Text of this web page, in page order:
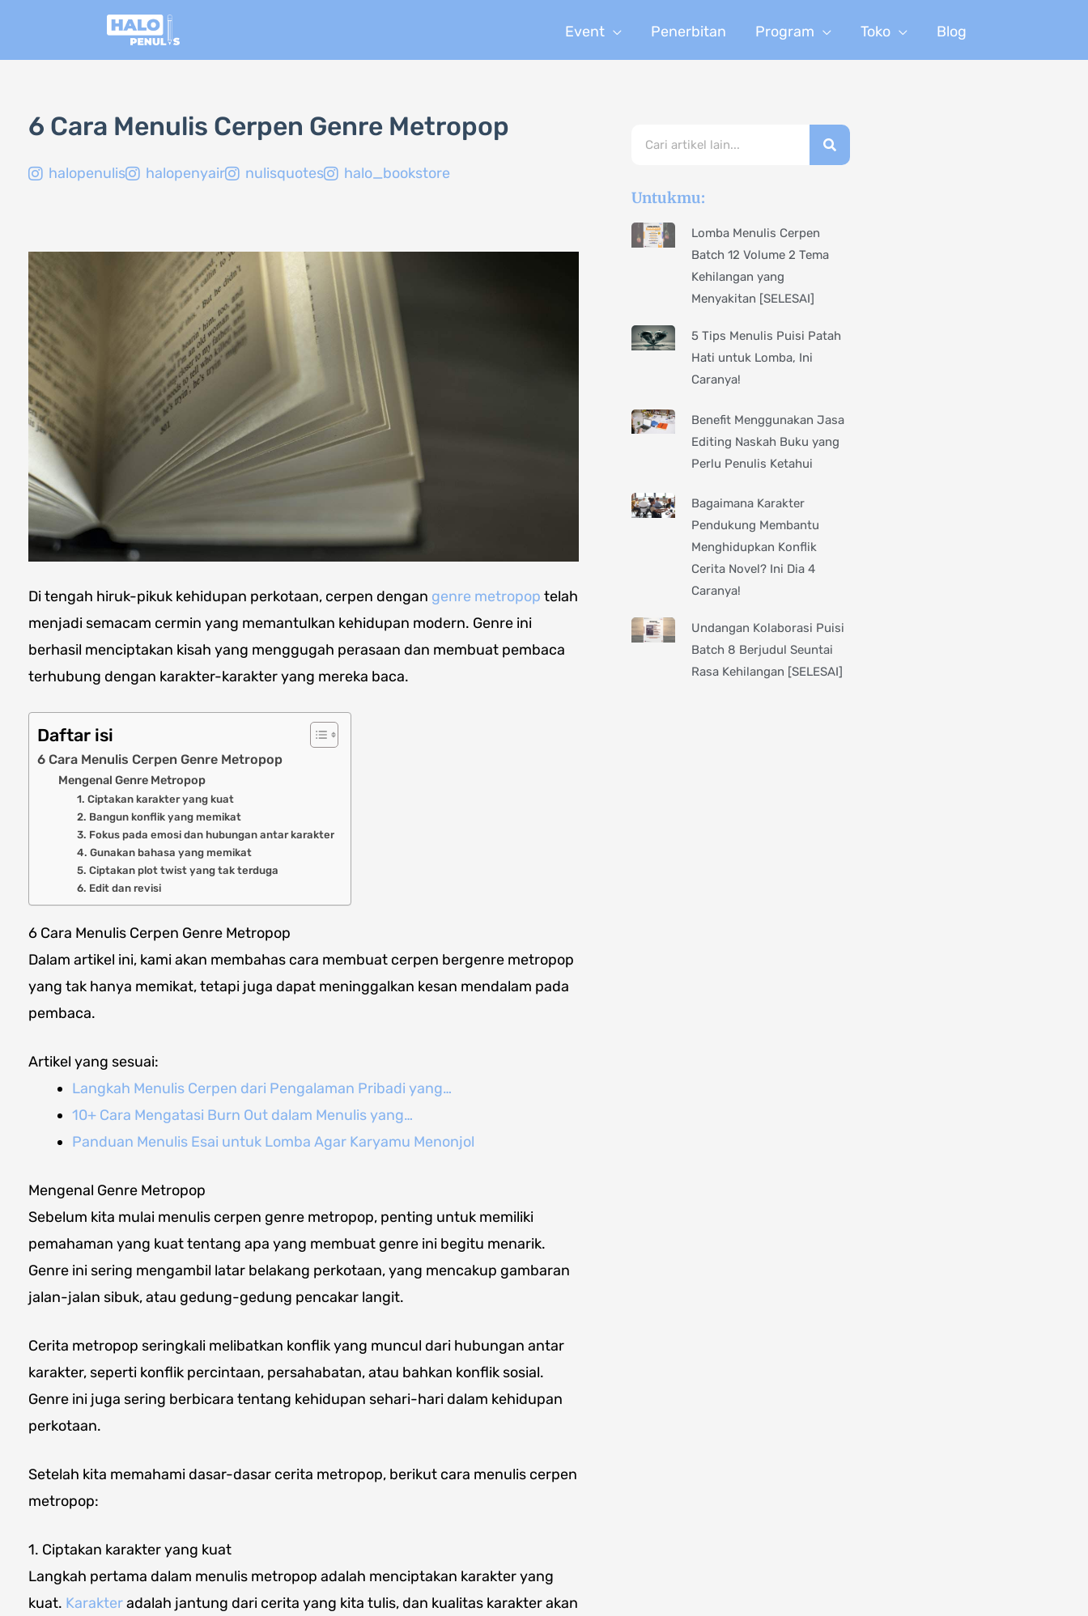
konten
Event Penerbitan Program Toko Blog
6 Cara Menulis Cerpen Genre Metropop
halopenulis halopenyair nulisquotes halo_bookstore
Di tengah hiruk-pikuk kehidupan perkotaan, cerpen dengan genre metropop telah
menjadi semacam cermin yang memantulkan kehidupan modern. Genre ini
berhasil menciptakan kisah yang menggugah perasaan dan membuat pembaca
terhubung dengan karakter-karakter yang mereka baca.
Daftar isi
6 Cara Menulis Cerpen Genre Metropop
Mengenal Genre Metropop
1. Ciptakan karakter yang kuat
2. Bangun konflik yang memikat
3. Fokus pada emosi dan hubungan antar karakter
4. Gunakan bahasa yang memikat
5. Ciptakan plot twist yang tak terduga
6. Edit dan revisi
6 Cara Menulis Cerpen Genre Metropop
Dalam artikel ini, kami akan membahas cara membuat cerpen bergenre metropop
yang tak hanya memikat, tetapi juga dapat meninggalkan kesan mendalam pada
pembaca.
Artikel yang sesuai:
Langkah Menulis Cerpen dari Pengalaman Pribadi yang…
10+ Cara Mengatasi Burn Out dalam Menulis yang…
Panduan Menulis Esai untuk Lomba Agar Karyamu Menonjol
Mengenal Genre Metropop
Sebelum kita mulai menulis cerpen genre metropop, penting untuk memiliki
pemahaman yang kuat tentang apa yang membuat genre ini begitu menarik.
Genre ini sering mengambil latar belakang perkotaan, yang mencakup gambaran
jalan-jalan sibuk, atau gedung-gedung pencakar langit.
Cerita metropop seringkali melibatkan konflik yang muncul dari hubungan antar
karakter, seperti konflik percintaan, persahabatan, atau bahkan konflik sosial.
Genre ini juga sering berbicara tentang kehidupan sehari-hari dalam kehidupan
perkotaan.
Setelah kita memahami dasar-dasar cerita metropop, berikut cara menulis cerpen
metropop:
1. Ciptakan karakter yang kuat
Langkah pertama dalam menulis metropop adalah menciptakan karakter yang
kuat. Karakteradalah jantung dari cerita yang kita tulis, dan kualitas karakter akan
Untukmu:
Lomba Menulis Cerpen
Batch 12 Volume 2 Tema
Kehilangan yang
Menyakitan [SELESAI]
5 Tips Menulis Puisi Patah
Hati untuk Lomba, Ini
Caranya!
Benefit Menggunakan Jasa
Editing Naskah Buku yang
Perlu Penulis Ketahui
Bagaimana Karakter
Pendukung Membantu
Menghidupkan Konflik
Cerita Novel? Ini Dia 4
Caranya!
Undangan Kolaborasi Puisi
Batch 8 Berjudul Seuntai
Rasa Kehilangan [SELESAI]